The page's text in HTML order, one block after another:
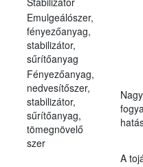
Emulgeálószer,
fényezőanyag,
stabilizátor,
sűrítőanyag
Fényezőanyag,
nedvesítőszer,
stabilizátor,
sűrítőanyag,
tömegnövelő
szer
A